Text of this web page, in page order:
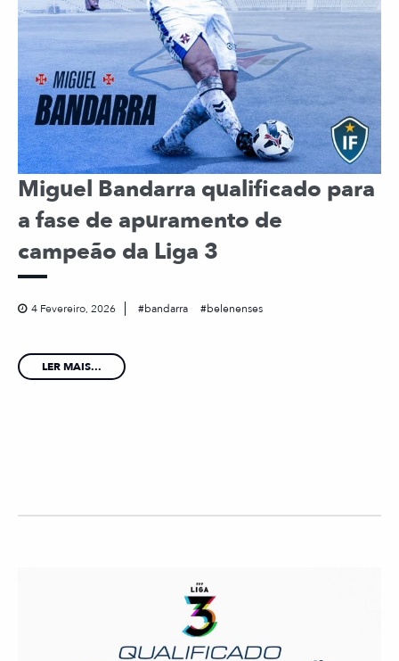
Miguel Bandarra qualificado para
a fase de apuramento de
campeão da Liga 3
4 Fevereiro, 2026 bandarra belenenses
LER MAIS...